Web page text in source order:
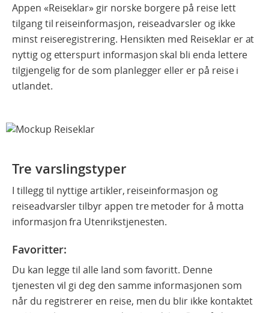
Appen «Reiseklar» gir norske borgere på reise lett
tilgang til reiseinformasjon, reiseadvarsler og ikke
minst reiseregistrering. Hensikten med Reiseklar er at
nyttig og etterspurt informasjon skal bli enda lettere
tilgjengelig for de som planlegger eller er på reise i
utlandet.
Tre varslingstyper
I tillegg til nyttige artikler, reiseinformasjon og
reiseadvarsler tilbyr appen tre metoder for å motta
informasjon fra Utenrikstjenesten.
Favoritter:
Du kan legge til alle land som favoritt. Denne
tjenesten vil gi deg den samme informasjonen som
når du registrerer en reise, men du blir ikke kontaktet